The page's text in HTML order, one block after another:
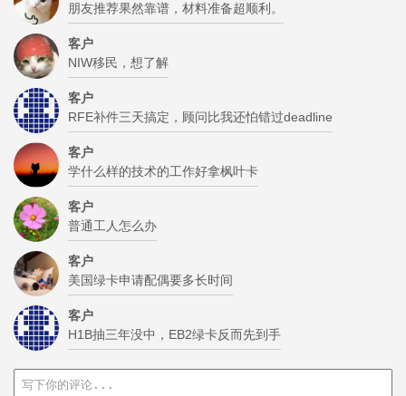
朋友推荐果然靠谱，材料准备超顺利。
客户
NIW移民，想了解
客户
RFE补件三天搞定，顾问比我还怕错过deadline
客户
学什么样的技术的工作好拿枫叶卡
客户
普通工人怎么办
客户
美国绿卡申请配偶要多长时间
客户
H1B抽三年没中，EB2绿卡反而先到手